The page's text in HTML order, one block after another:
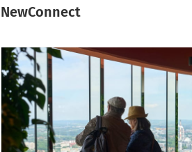
NewConnect